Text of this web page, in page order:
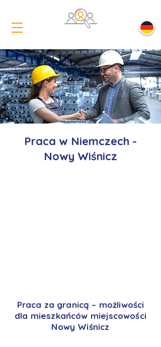
Praca w Niemczech -
Nowy Wiśnicz
Praca za granicą – możliwości
dla mieszkańców miejscowości
Nowy Wiśnicz